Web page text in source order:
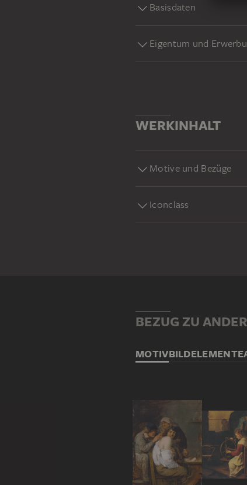
Basisdaten
Eigentum und
WERKINHALT
Motive und Bezüge
Iconclass
BEZUG ZU
MOTIVBILDELEMENTE